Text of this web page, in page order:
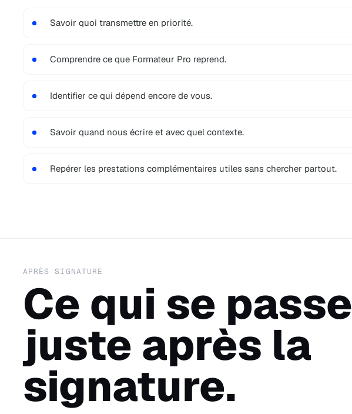
Savoir quoi transmettre en priorité.
Comprendre ce que Formateur Pro reprend.
Identifier ce qui dépend encore de vous.
Savoir quand nous écrire et avec quel contexte.
Repérer les prestations complémentaires utiles sans chercher partout.
APRÈS SIGNATURE
Ce qui se passe
juste après la
signature.